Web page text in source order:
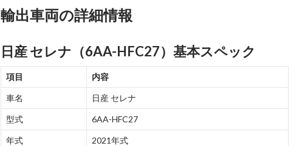
輸出車両の詳細情報
日産 セレナ（6AA-HFC27）基本スペック
項目 内容
車名 日産 セレナ
型式 6AA-HFC27
年式 2021年式